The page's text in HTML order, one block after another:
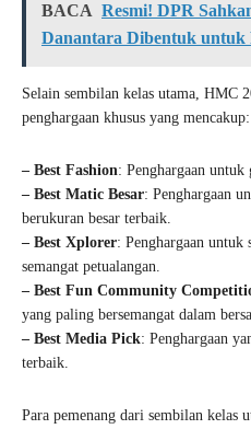
BACA Resmi! DPR
Danantara Dibentuk untuk
Selain sembilan kelas utama, HMC
penghargaan khusus yang mencakup:
– Best Fashion: Penghargaan untuk
– Best Matic Besar: Penghargaan
berukuran besar terbaik.
– Best Xplorer: Penghargaan untuk
semangat petualangan.
– Best Fun Community
yang paling bersemangat dalam
– Best Media Pick: Penghargaan
terbaik.
Para pemenang dari sembilan kelas